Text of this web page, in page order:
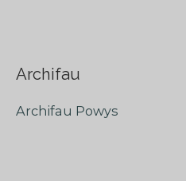
Archifau
Archifau Powys